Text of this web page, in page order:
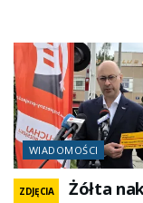
WIADOMOŚCI
ZDJĘCIA
Żółta